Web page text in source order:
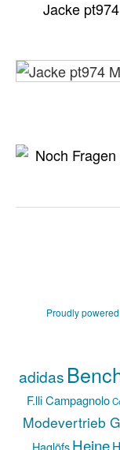
Jacke
Proudly
adidas
F.lli Campagnolo
Modevertrieb
HaglöfsHeine